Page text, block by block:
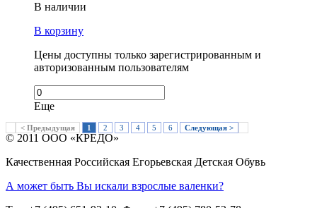
В наличии
В корзину
Цены доступны только зарегистрированным и
авторизованным пользователям
Еще
< Предыдущая 1 2 3 4 5 6 Следующая >
© 2011 ООО «КРЕДО»
Качественная Российская Егорьевская Детская Обувь
А может быть Вы искали взрослые валенки?